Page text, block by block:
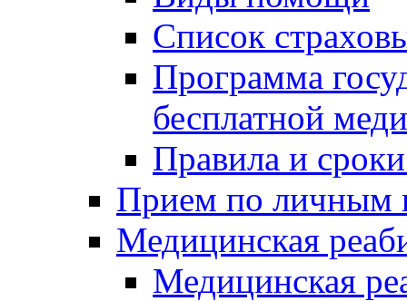
Список
Программа
бесплатной
Правила и
Прием по личным
Медицинская
Медицинская